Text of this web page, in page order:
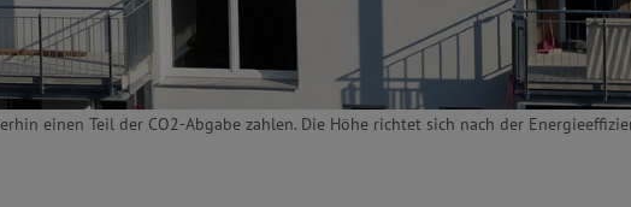
einen Teil der CO2-Abgabe zahlen. Die Höhe richtet sich nach der